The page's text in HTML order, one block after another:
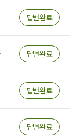
답변완료
답변완료
답변완료
답변완료